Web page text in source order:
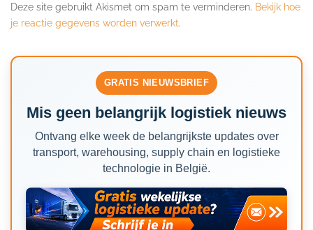
Deze site gebruikt Akismet om spam te verminderen. Bekijk hoe
je reactie gegevens worden verwerkt.
GRATIS NIEUWSBRIEF
Mis geen belangrijk logistiek nieuws
Ontvang elke week de belangrijkste updates over
transport, warehousing, supply chain en logistieke
technologie in België.